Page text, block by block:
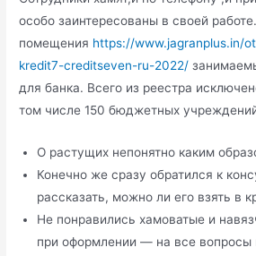
особо заинтересованы в своей
помещения https://www.jagranplus.in/
kredit7-creditseven-ru-2022/
для банка. Всего из реестра
том числе 150 бюджетных
О растущих непонятно каким
Конечно же сразу обратился к
рассказать, можно ли его взять в
Не понравились хамоватые и
при оформлении — на все вопросы